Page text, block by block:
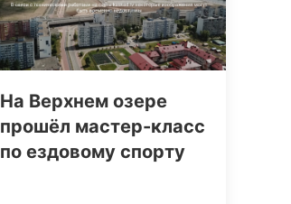
На Верхнем озере
прошёл мастер-класс
по ездовому спорту